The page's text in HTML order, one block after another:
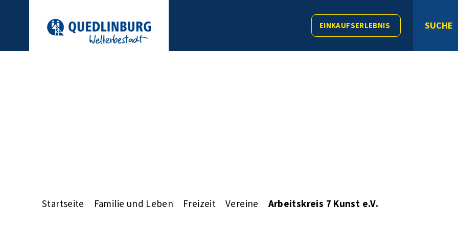
EINKAUFSERLEBNIS SUCHE
Startseite Familie und Leben Freizeit Vereine Arbeitskreis 7 Kunst e.V.